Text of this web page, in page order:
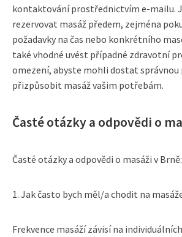
kontaktování prostřednictvím e-mailu.
rezervovat masáž předem, zejména
požadavky na čas nebo konkrétního
také vhodné uvést případné zdravotní
omezení, abyste mohli dostat správnou
přizpůsobit masáž vašim potřebám.
Časté otázky a odpovědi o
Časté otázky a odpovědi o masáži v Brně:
1. Jak často bych měl/a chodit na
Frekvence masáží závisí na